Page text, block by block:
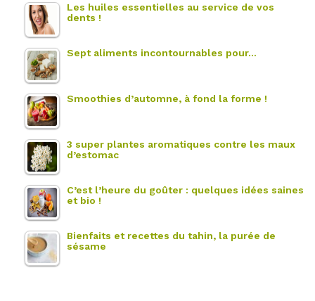
Les huiles essentielles au service de vos
dents !
Sept aliments incontournables pour…
Smoothies d’automne, à fond la forme !
3 super plantes aromatiques contre les maux
d’estomac
C’est l’heure du goûter : quelques idées saines
et bio !
Bienfaits et recettes du tahin, la purée de
sésame